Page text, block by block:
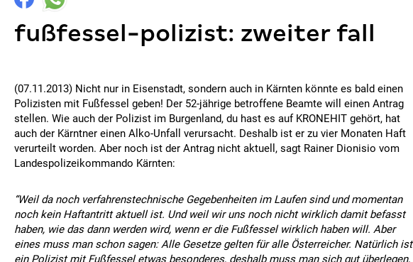
fußfessel-polizist: zweiter fall
(07.11.2013) Nicht nur in Eisenstadt, sondern auch in Kärnten könnte es bald einen
Polizisten mit Fußfessel geben! Der 52-jährige betroffene Beamte will einen Antrag
stellen. Wie auch der Polizist im Burgenland, du hast es auf KRONEHIT gehört, hat
auch der Kärntner einen Alko-Unfall verursacht. Deshalb ist er zu vier Monaten Haft
verurteilt worden. Aber noch ist der Antrag nicht aktuell, sagt Rainer Dionisio vom
Landespolizeikommando Kärnten:
“Weil da noch verfahrenstechnische Gegebenheiten im Laufen sind und momentan
noch kein Haftantritt aktuell ist. Und weil wir uns noch nicht wirklich damit befasst
haben, wie das dann werden wird, wenn er die Fußfessel wirklich haben will. Aber
eines muss man schon sagen: Alle Gesetze gelten für alle Österreicher. Natürlich ist
ein Polizist mit Fußfessel etwas besonderes, deshalb muss man sich gut überlegen,